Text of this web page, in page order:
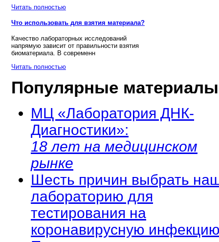
Читать полностью
Что использовать для взятия материала?
Качество лабораторных исследований
напрямую зависит от правильности взятия
биоматериала. В современн
Читать полностью
Популярные материалы
МЦ «Лаборатория ДНК-
Диагностики»:
18 лет на медицинском
рынке
Шесть причин выбрать
лабораторию для
тестирования на
коронавирусную